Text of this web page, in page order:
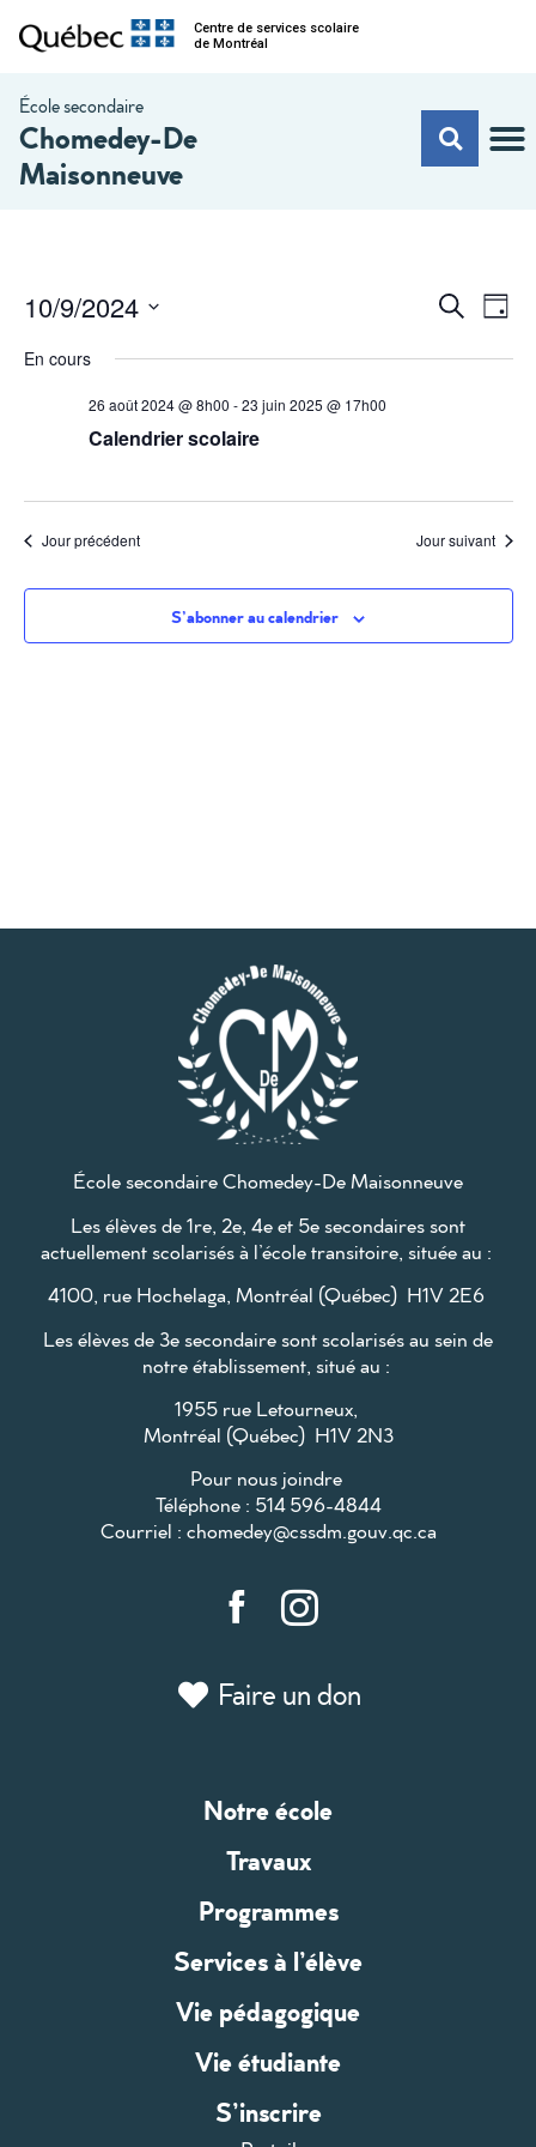
Centre de services scolaire
de Montréal
École secondaire
Chomedey-De
Maisonneuve
Recherche
de
Jour
10/9/2024
une
En cours
26 août 2024 @ 8h00 -23 juin 2025 @ 17h00
Calendrier scolaire
Jour précédent Jour suivant
S’abonner au calendrier
École secondaire Chomedey-De Maisonneuve
Les élèves de 1re, 2e, 4e et 5e secondaires sont
actuellement scolarisés à l’école transitoire, située au :
4100, rue Hochelaga, Montréal (Québec) H1V 2E6
Les élèves de 3e secondaire sont scolarisés au sein de
notre établissement, situé au :
1955 rue Letourneux,
Montréal (Québec) H1V 2N3
Pour nous joindre
Téléphone : 514 596-4844
Courriel : chomedey@cssdm.gouv.qc.ca
Faire un don
Notre école
Travaux
Programmes
Services à l’élève
Vie pédagogique
Vie étudiante
S’inscrire